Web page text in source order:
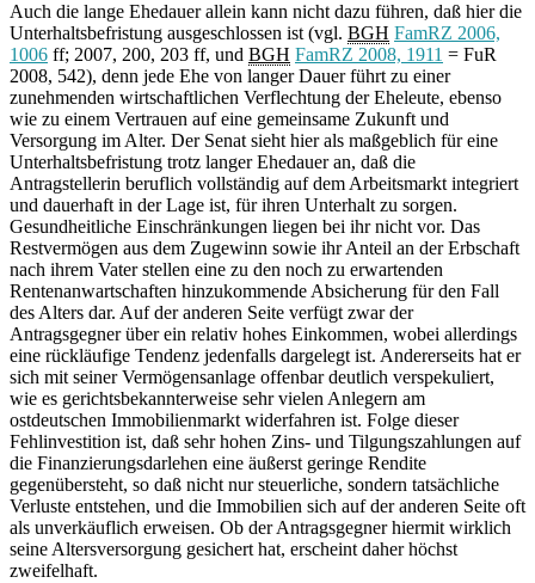
Auch die lange Ehedauer allein kann nicht dazu führen, daß hier die
Unterhaltsbefristung ausgeschlossen ist (vgl. BGH FamRZ 2006,
1006 ff; 2007, 200, 203 ff, und BGH FamRZ 2008, 1911 = FuR
2008, 542), denn jede Ehe von langer Dauer führt zu einer
zunehmenden wirtschaftlichen Verflechtung der Eheleute, ebenso
wie zu einem Vertrauen auf eine gemeinsame Zukunft und
Versorgung im Alter. Der Senat sieht hier als maßgeblich für eine
Unterhaltsbefristung trotz langer Ehedauer an, daß die
Antragstellerin beruflich vollständig auf dem Arbeitsmarkt integriert
und dauerhaft in der Lage ist, für ihren Unterhalt zu sorgen.
Gesundheitliche Einschränkungen liegen bei ihr nicht vor. Das
Restvermögen aus dem Zugewinn sowie ihr Anteil an der Erbschaft
nach ihrem Vater stellen eine zu den noch zu erwartenden
Rentenanwartschaften hinzukommende Absicherung für den Fall
des Alters dar. Auf der anderen Seite verfügt zwar der
Antragsgegner über ein relativ hohes Einkommen, wobei allerdings
eine rückläufige Tendenz jedenfalls dargelegt ist. Andererseits hat er
sich mit seiner Vermögensanlage offenbar deutlich verspekuliert,
wie es gerichtsbekannterweise sehr vielen Anlegern am
ostdeutschen Immobilienmarkt widerfahren ist. Folge dieser
Fehlinvestition ist, daß sehr hohen Zins- und Tilgungszahlungen auf
die Finanzierungsdarlehen eine äußerst geringe Rendite
gegenübersteht, so daß nicht nur steuerliche, sondern tatsächliche
Verluste entstehen, und die Immobilien sich auf der anderen Seite oft
als unverkäuflich erweisen. Ob der Antragsgegner hiermit wirklich
seine Altersversorgung gesichert hat, erscheint daher höchst
zweifelhaft.